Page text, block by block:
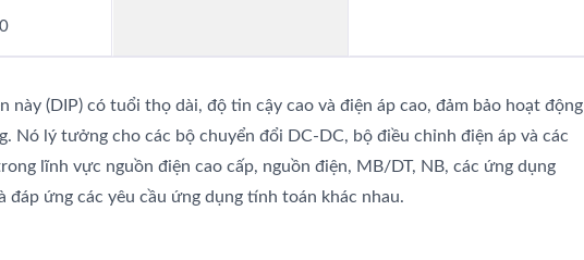
này (DIP) có tuổi thọ dài, độ tin cậy cao và điện áp cao, đảm bảo hoạt động
Nó lý tưởng cho các bộ chuyển đổi DC-DC, bộ điều chỉnh điện áp và các
lĩnh vực nguồn điện cao cấp, nguồn điện, MB/DT, NB, các ứng dụng
đáp ứng các yêu cầu ứng dụng tính toán khác nhau.